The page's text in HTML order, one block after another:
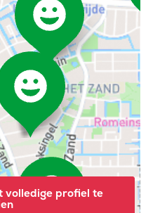
volledige profiel te